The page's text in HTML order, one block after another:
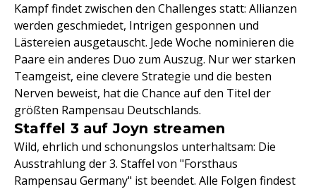
Kampf findet zwischen den Challenges statt: Allianzen
werden geschmiedet, Intrigen gesponnen und
Lästereien ausgetauscht. Jede Woche nominieren die
Paare ein anderes Duo zum Auszug. Nur wer starken
Teamgeist, eine clevere Strategie und die besten
Nerven beweist, hat die Chance auf den Titel der
größten Rampensau Deutschlands.
Staffel 3 auf Joyn streamen
Wild, ehrlich und schonungslos unterhaltsam: Die
Ausstrahlung der 3. Staffel von "Forsthaus
Rampensau Germany" ist beendet. Alle Folgen findest